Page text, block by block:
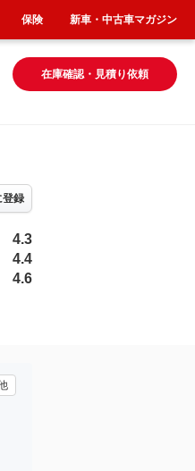
在庫確認・見積り依頼
登録
4.3
4.4
4.6
保険 新車・中古車マガジン